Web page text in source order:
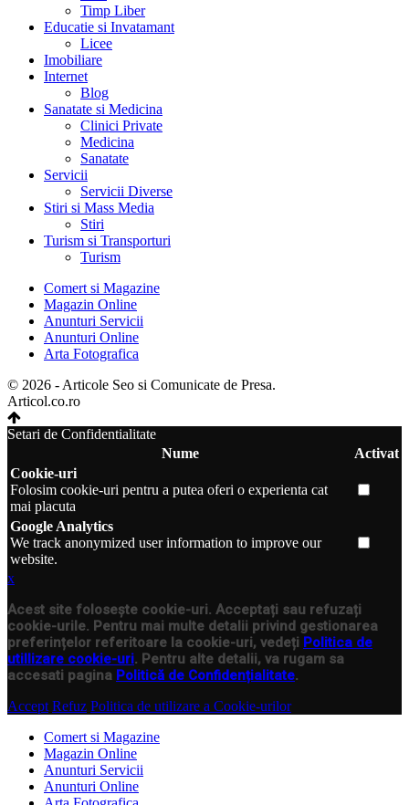
Timp Liber
Educatie si Invatamant
Licee
Imobiliare
Internet
Blog
Sanatate si Medicina
Clinici Private
Medicina
Sanatate
Servicii
Servicii Diverse
Stiri si Mass Media
Stiri
Turism si Transporturi
Turism
Comert si Magazine
Magazin Online
Anunturi Servicii
Anunturi Online
Arta Fotografica
© 2026 - Articole Seo si Comunicate de Presa.
Articol.co.ro
Setari de Confidentialitate
Nume
Activat
Cookie-uri
Folosim cookie-uri pentru a putea oferi o experienta cat
mai placuta
Google Analytics
We track anonymized user information to improve our
website.
x
Acest site folosește cookie-uri. Acceptați sau refuzați
cookie-urile. Pentru mai multe detalii privind gestionarea
preferințelor referitoare la cookie-uri, vedeți Politica de
utillizare cookie-uri. Pentru alte detalii, va rugam sa
accesati pagina Politică de Confidențialitate.
Accept Refuz Politica de utilizare a Cookie-urilor
Comert si Magazine
Magazin Online
Anunturi Servicii
Anunturi Online